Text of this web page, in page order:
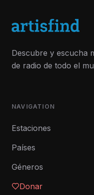
Descubre y escucha
de radio de todo el
NAVIGATION
Estaciones
Países
Géneros
Donar